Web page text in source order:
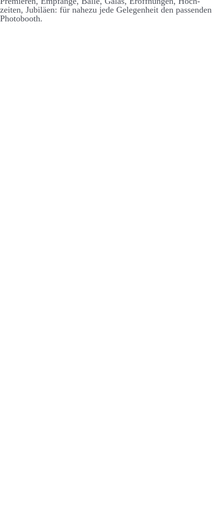
zeiten, Jubiläen: für nahezu jede Ge­legen­heit den passenden
Photo­booth.